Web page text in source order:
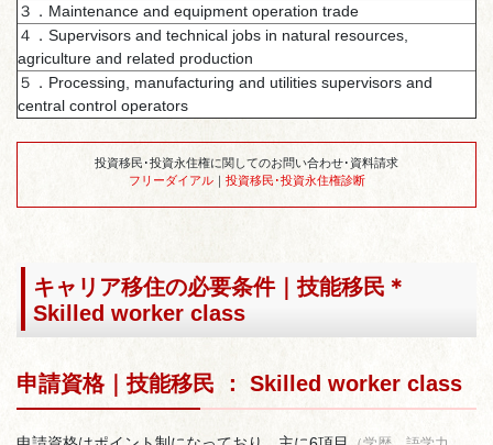
３．Maintenance and equipment operation trade
４．Supervisors and technical jobs in natural resources,
agriculture and related production
５．Processing, manufacturing and utilities supervisors and
central control operators
投資移民･投資永住権に関してのお問い合わせ･資料請求
フリーダイアル｜ 投資移民･投資永住権診断
キャリア移住の必要条件｜技能移民＊
Skilled worker class
申請資格｜技能移民 ： Skilled worker class